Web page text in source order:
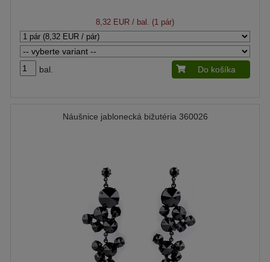
8,32 EUR / bal. (1 pár)
bal. Do košíka
Náušnice jablonecká bižutéria 360026